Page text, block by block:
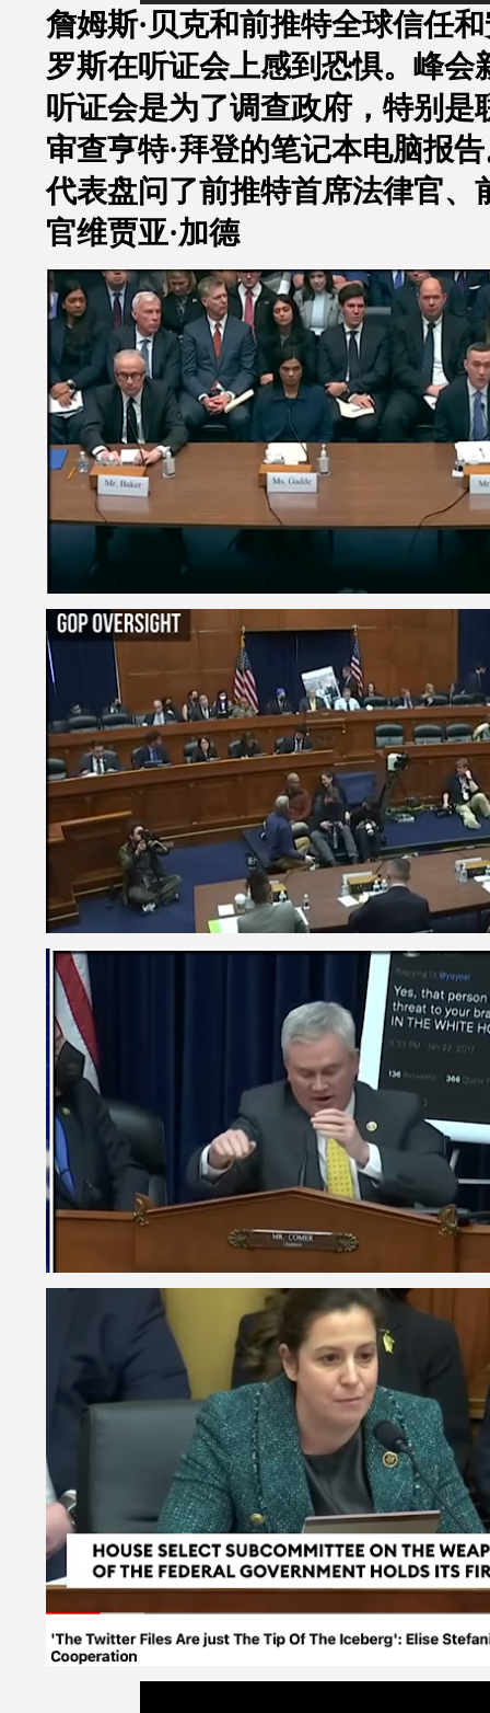
詹姆斯· 贝克和前推特全球信任
罗斯在听证会上感到恐惧。峰会
听证会是为了调查政府，特别是
审查亨特·拜登的笔记本电脑报
代表盘问了前推特首席法律官、
官维贾亚·加德